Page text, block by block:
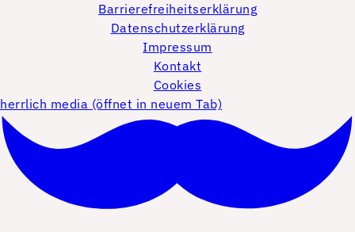
Barrierefreiheitserklärung
Datenschutzerklärung
Impressum
Kontakt
Cookies
herrlich media (öffnet in neuem Tab)